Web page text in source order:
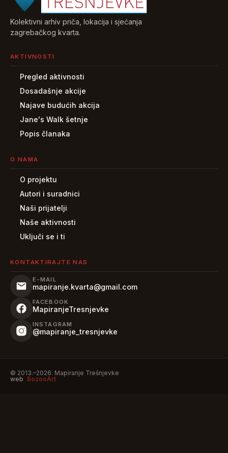
Kolektivni arhiv priča, lokacija i sjećanja
zagrebačkog kvarta.
AKTIVNOSTI
Pregled aktivnosti
Dosadašnje akcije
Najave budućih akcija
Jane's Walk šetnje
Popis članaka
O NAMA
O projektu
Autori i suradnici
Naši prijatelji
Naše aktivnosti
Uključi se i ti
KONTAKTIRAJTE NAS
E-MAIL
mapiranje.kvarta@gmail.com
FACEBOOK
MapiranjeTresnjevke
INSTAGRAM
@mapiranje_tresnjevke
© 2013.–2026. Mapiranje Trešnjevke
web BozooArt